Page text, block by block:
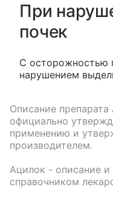
При
почек
С осторожностью
нарушением
Описание препарата
официально
применению и
производителем.
Ацилок - описание и
справочником